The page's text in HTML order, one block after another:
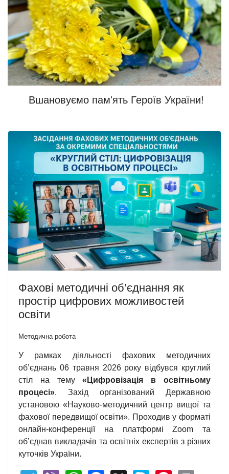
Вшановуємо пам'ять Героїв України!
Фахові методичні об’єднання як
простір цифрових можливостей
освіти
Методична робота
У рамках діяльності фахових методичних
об’єднань 06 травня 2026 року відбувся круглий
стіл на тему«Цифровізація в освітньому
процесі». Захід організований Державною
установою «Науково-методичний центр вищої та
фахової передвищої освіти». Проходив у форматі
онлайн-конференції на платформі Zoom та
об’єднав викладачів та освітніх експертів з різних
куточків України.